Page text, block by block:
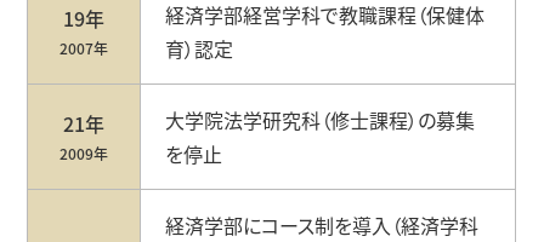
19年
2007年
経済学部経営学科で教職課程（保健体
育）認定
21年
2009年
大学院法学研究科（修士課程）の募集
を停止
経済学部にコース制を導⼊（経済学科